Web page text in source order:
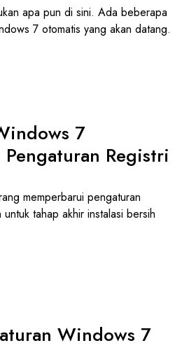
apa pun di sini. Ada beberapa
7 otomatis yang akan datang.
7
Registri
memperbarui pengaturan
tahap akhir instalasi bersih
Windows 7